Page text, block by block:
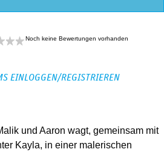
Noch keine Bewertungen vorhanden
EINLOGGEN/REGISTRIEREN
und Aaron wagt, gemeinsam mit
Kayla, in einer malerischen